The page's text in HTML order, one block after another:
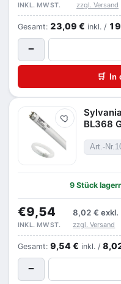
INKL. MWST. zzgl. Versand
Gesamt: 23,09 € inkl. /
−
🛒 In
MerkenBL368
Art.-Nr.
9 Stück
€9,54 8,02 € exkl.
INKL. MWST. zzgl. Versand
Gesamt: 9,54 € inkl. /
−